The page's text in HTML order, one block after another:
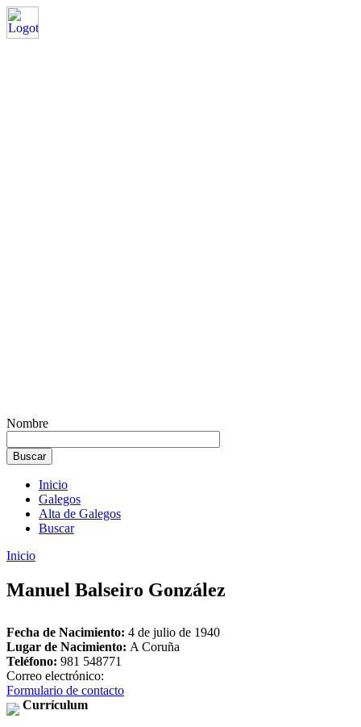
Nombre
Inicio
Galegos
Alta de Galegos
Buscar
Inicio
Manuel Balseiro González
Fecha de Nacimiento: 4 de julio de 1940
Lugar de Nacimiento: A Coruña
Teléfono: 981 548771
Correo electrónico:
Formulario de contacto
Currículum